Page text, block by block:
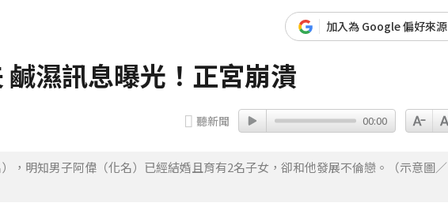
加入為 Google 偏好來源
濕訊息曝光！正宮崩潰
聽新聞 00:00
，明知男子阿偉（化名）已經結婚且育有2名子女，卻和他發展不倫戀。（示意圖／